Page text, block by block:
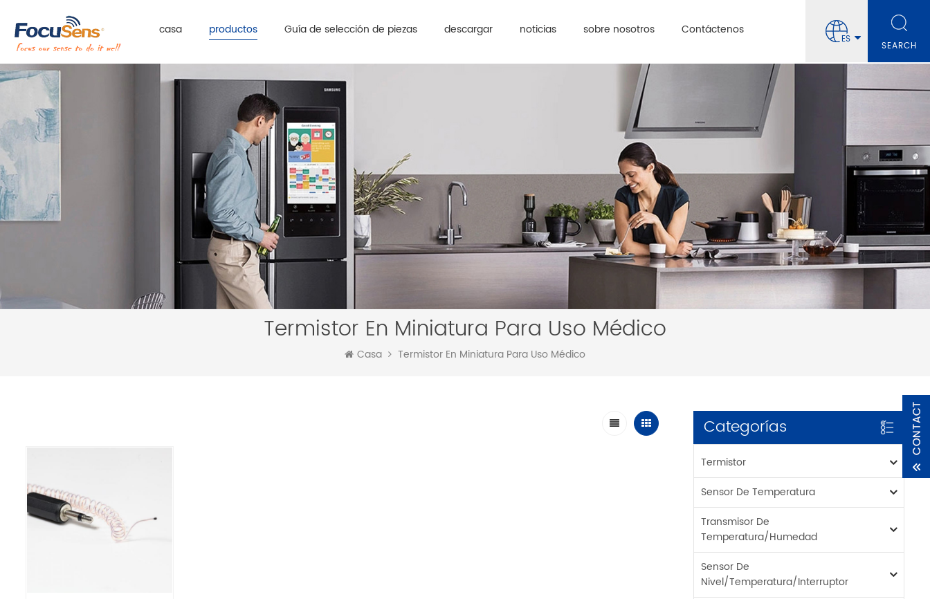
casa productos Guía de selección de piezas descargar noticias sobre nosotros Contáctenos
ES
Termistor En Miniatura Para Uso Médico
Casa Termistor En Miniatura Para Uso Médico
Categorías
Termistor
Sensor De Temperatura
Transmisor De
Temperatura/humedad
Sensor De
Nivel/temperatura/interruptor